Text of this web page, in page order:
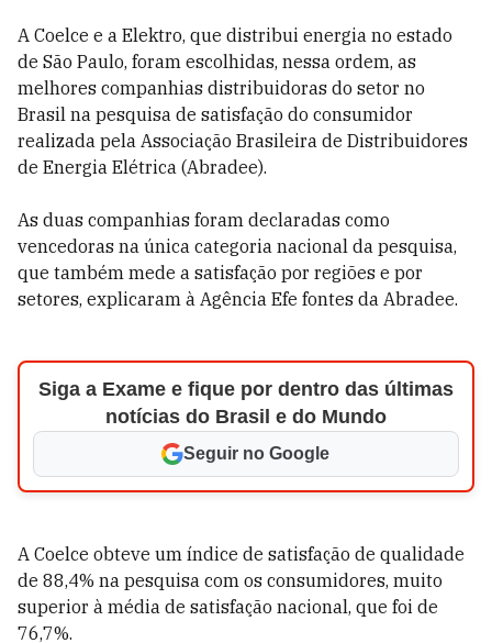
A Coelce e a Elektro, que distribui energia no estado
de São Paulo, foram escolhidas, nessa ordem, as
melhores companhias distribuidoras do setor no
Brasil na pesquisa de satisfação do consumidor
realizada pela Associação Brasileira de Distribuidores
de Energia Elétrica (Abradee).
As duas companhias foram declaradas como
vencedoras na única categoria nacional da pesquisa,
que também mede a satisfação por regiões e por
setores, explicaram à Agência Efe fontes da Abradee.
Siga a Exame e fique por dentro das últimas
notícias do Brasil e do Mundo
Seguir no Google
A Coelce obteve um índice de satisfação de qualidade
de 88,4% na pesquisa com os consumidores, muito
superior à média de satisfação nacional, que foi de
76,7%.